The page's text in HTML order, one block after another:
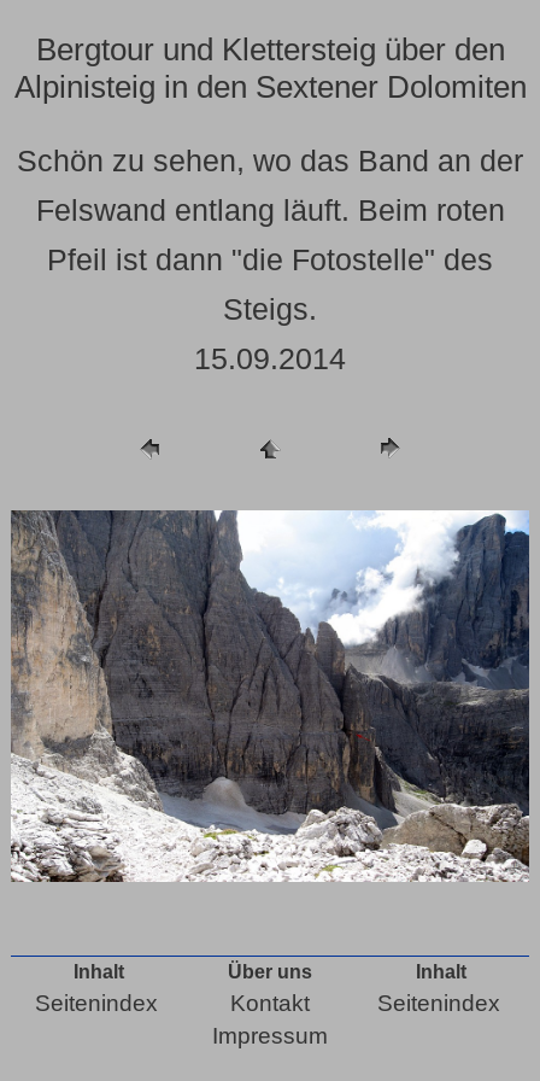
Bergtour und Klettersteig über den
Alpinisteig in den Sextener Dolomiten
Schön zu sehen, wo das Band an der
Felswand entlang läuft. Beim roten
Pfeil ist dann "die Fotostelle" des
Steigs.
15.09.2014
Inhalt
Seitenindex
Über uns
Kontakt
Impressum
Inhalt
Seitenindex